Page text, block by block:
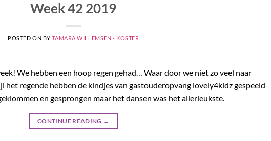
Week 42 2019
POSTED ON BYTAMARA WILLEMSEN - KOSTER
We hebben een hoop regen gehad… Waar door we niet zo veel naar
het regende hebben de kindjes van gastouderopvang lovely4kidz gespeeld
en gesprongen maar het dansen was het allerleukste.
CONTINUE READING →